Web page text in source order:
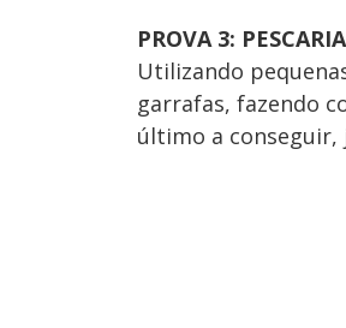
PROVA 3:
Utilizando
garrafas, fazendo
último a conseguir,